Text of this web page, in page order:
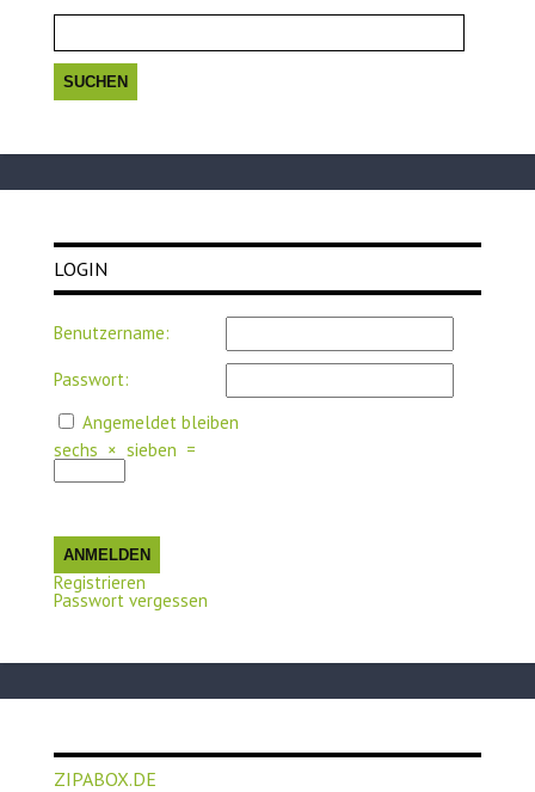
nach:
LOGIN
Benutzername:
Passwort:
Angemeldet bleiben
sechs × sieben =
ANMELDEN
Registrieren
Passwort vergessen
ZIPABOX.DE